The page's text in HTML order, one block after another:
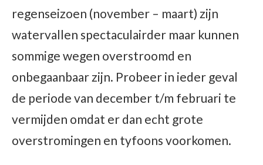
regenseizoen (november – maart) zijn
watervallen spectaculairder maar kunnen
sommige wegen overstroomd en
onbegaanbaar zijn. Probeer in ieder geval
de periode van december t/m februari te
vermijden omdat er dan echt grote
overstromingen en tyfoons voorkomen.